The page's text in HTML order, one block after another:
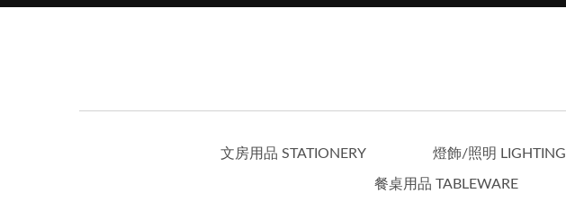
文房用品 STATIONERY 燈飾/照明 LIGHTING
餐桌用品 TABLEWARE